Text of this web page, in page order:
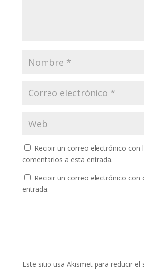
Recibir un correo electrónico con
comentarios a esta entrada.
Recibir un correo electrónico con
entrada.
Este sitio usa Akismet para reducir el